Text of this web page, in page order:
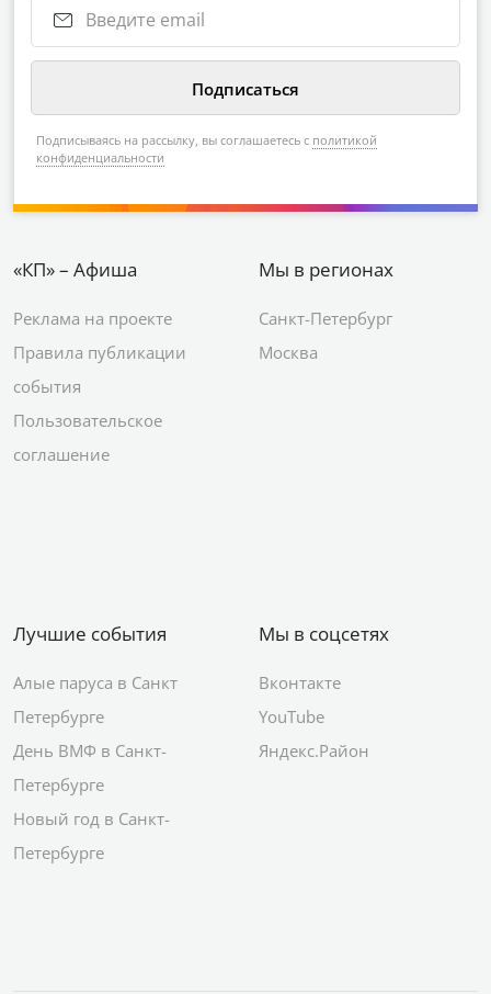
Подписываясь на рассылку, вы соглашаетесь с политикой
конфиденциальности
«КП» – Афиша
Реклама на проекте
Правила публикации
события
Пользовательское
соглашение
Мы в регионах
Санкт-Петербург
Москва
Лучшие события
Алые паруса в Санкт
Петербурге
День ВМФ в Санкт-
Петербурге
Новый год в Санкт-
Петербурге
Мы в соцсетях
Вконтакте
YouTube
Яндекс.Район